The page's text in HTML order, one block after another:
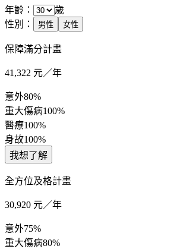
年齡：
歲
性別：
男性 女性
保障滿分計畫
41,322 元／年
意外80%
重大傷病100%
醫療100%
身故100%
我想了解
全方位及格計畫
30,920 元／年
意外75%
重大傷病80%